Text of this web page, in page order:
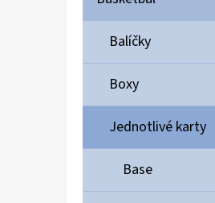
kategorie
T
G
R
E
Balíčky
Boxy
Jednotlivé karty
Base